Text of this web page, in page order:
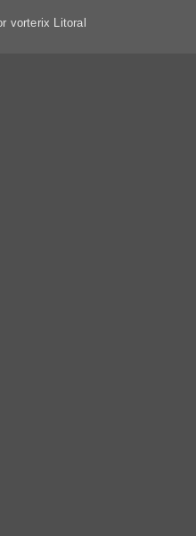
vorterix Litoral